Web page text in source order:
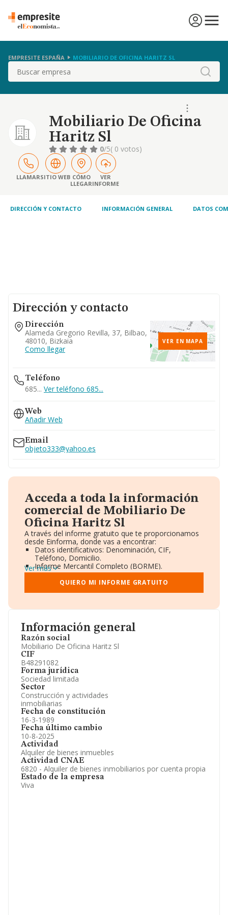
EMPRESITE ESPAÑA MOBILIARIO DE OFICINA HARITZ SL
Buscar
Mobiliario De Oficina
Haritz Sl
0/5( 0 votos)
LLAMARSITIO WEB CÓMO
LLEGAR
VER
INFORME
DIRECCIÓN Y CONTACTO INFORMACIÓN GENERAL DATOS
Información general
Razón social
Mobiliario De Oficina Haritz Sl
CIF
B48291082
Forma jurídica
Sociedad limitada
Sector
Construcción y actividades
inmobiliarias
Fecha de constitución
16-3-1989
Fecha último cambio
10-8-2025
Actividad
Alquiler de bienes inmuebles
Actividad CNAE
6820 - Alquiler de bienes inmobiliarios por cuenta propia
Estado de la empresa
Viva
Dirección y contacto
Dirección
Alameda Gregorio Revilla, 37, Bilbao,
48010, Bizkaia
Como llegar
VER EN MAPA
Teléfono
685... Ver teléfono 685...
Web
Añadir Web
Email
objeto333@yahoo.es
Acceda a toda la información
comercial de Mobiliario De
Oficina Haritz Sl
A través del informe gratuito que te proporcionamos
desde Einforma, donde vas a encontrar:
Datos identificativos: Denominación, CIF,
Teléfono, Domicilio.
Informe Mercantil Completo (BORME).
Gráficos de Evolución Ventas y Empleados.
Consejo de Administración y Administradores.
Directivos y Ejecutivos.
Información oficial y registral complementaria.
Ver más
QUIERO MI INFORME GRATUITO